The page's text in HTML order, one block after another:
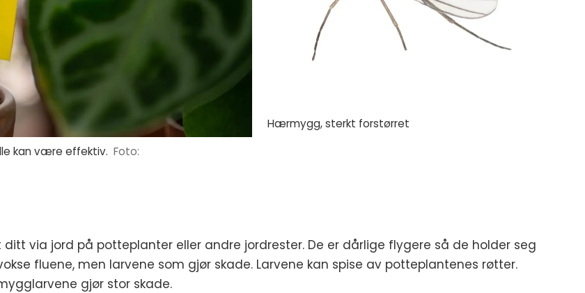
kan være effektiv. Foto:
Hærmygg, sterkt forstørret
via jord på potteplanter eller andre jordrester. De er dårlige flygere så de holder seg
fluene, men larvene som gjør skade. Larvene kan spise av potteplantenes røtter.
gjør stor skade.